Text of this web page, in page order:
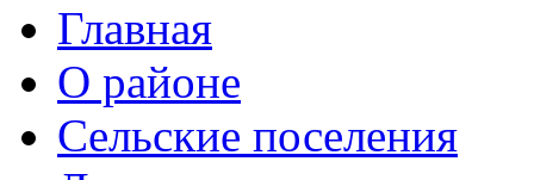
Главная
О районе
Сельские поселения